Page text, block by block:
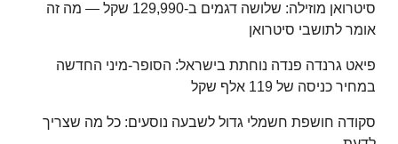
סיטרואן מוזילה: שלושה דגמים ב-129,990 שקל — מה זה
אומר לתושבי סיטרואן
פיאט גרנדה פנדה נוחתת בישראל: הסופר-מיני החדשה
במחיר כניסה של 119 אלף שקל
סקודה חושפת חשמלי גדול לשבעה נוסעים: כל מה שצריך